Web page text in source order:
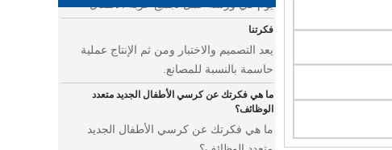
فكرتنا
يعد التصميم والاختبار ومن ثم الإنتاج عملية
حاسمة بالنسبة للمصانع.
ما هي فكرتك عن كرسي الأطفال الجديد متعدد
الوظائف؟
ما هي فكرتك عن كرسي الأطفال الجديد
متعدد الوظائف؟